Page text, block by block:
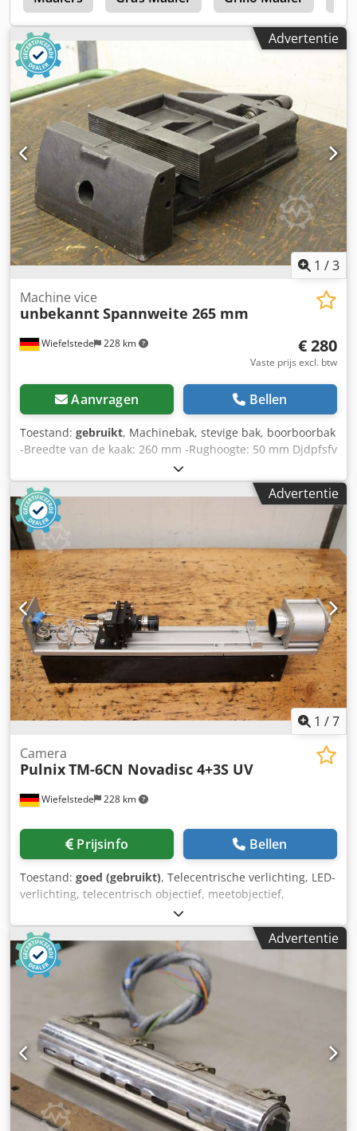
Bouwjaar: ca. 2021 – heden Dkjdoy Em H Uepfx Anmsr
Toepassing: Conventionele, minimale bodembewerking en
directzaaisystemen Optie: Zaaien + bemesten (de "DZ"-
versie = dubbele trechter / dubbel systeem) Technische
specificaties: Werkbreedte: 6 m Transportbreedte: 3 m
Aantal rijen: 48 Rijafstand: 12,5 cm Drukwieldiameter: ca.
380 mm Trechterinhoud: tot ca. 5600 l (gesplitst,
bijvoorbeeld 40:60) Benodigd trekkervermogen: ca. 180 –
250 pk
Advertentie
1 /3
Wiefelstede 228 km
Machine vice
unbekanntSpannweite 265 mm
€ 280
Vaste prijs excl. btw
Aanvragen Bellen
Toestand: gebruikt, Machinebak, stevige bak, boorboorbak
-Breedte van de kaak: 260 mm -Rughoogte: 50 mm Djdpfsfv
Aqbex Anmjkr -Klemdiepte: 265 mm -Maten: 580/260/H135
mm -gewicht: 56 kg
Advertentie
1 /7
Wiefelstede 228 km
Camera
PulnixTM-6CN Novadisc 4+3S UV
Prijsinfo Bellen
Toestand: goed (gebruikt), Telecentrische verlichting, LED-
verlichting, telecentrisch objectief, meetobjectief,
industriële camera - Fabrikant: Basler, bedieningspaneel
uit drukpers OMSO Novadisc 4+3S UV Dkjdpfxswz Iano
Anmsr - Type: TM-6CN - Objectief: Schneider XNP 1.9/35-
0501 - Afmetingen: 600/80/H100 mm - Gewicht: 2,5 kg
Advertentie